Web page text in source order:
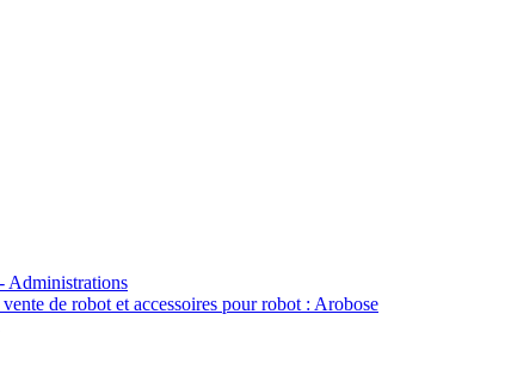
Administrations
de robot et accessoires pour robot : Arobose